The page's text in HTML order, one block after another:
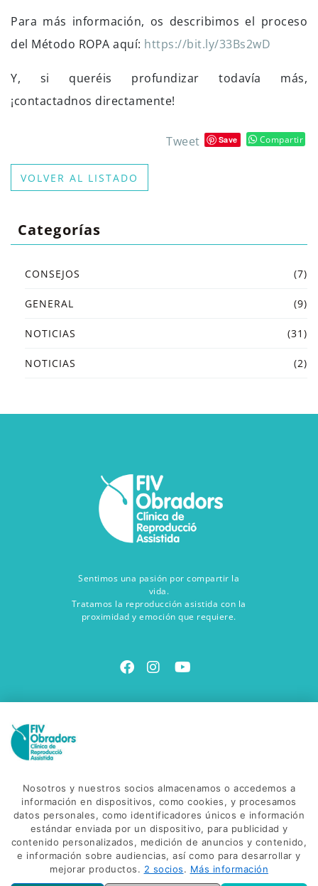
Categorías
CONSEJOS (7)
GENERAL (9)
NOTICIAS (31)
NOTICIAS (2)
Para más información, os describimos el proceso
del Método ROPA aquí: https://bit.ly/33Bs2wD
Y, si queréis profundizar todavía más,
¡contactadnos directamente!
Tweet Save Compartir
VOLVER AL LISTADO
Sentimos una pasión por compartir la
vida.
Tratamos la reproducción asistida con la
proximidad y emoción que requiere.
C. Gonzalez de Soto, 38
17600 - Figueres
Envíanos un correo
info@fivobradors.com
Llámanos
Nosotros y nuestros socios almacenamos o accedemos a
información en dispositivos, como cookies, y procesamos
datos personales, como identificadores únicos e información
estándar enviada por un dispositivo, para publicidad y
contenido personalizados, medición de anuncios y contenido,
e información sobre audiencias, así como para desarrollar y
mejorar productos. 2 socios. Más información